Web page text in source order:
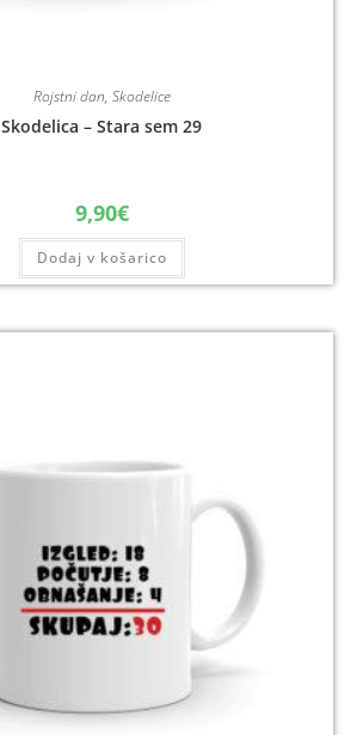
Rojstni dan, Skodelice
Skodelica – Stara sem 29
9,90€
Dodaj v košarico